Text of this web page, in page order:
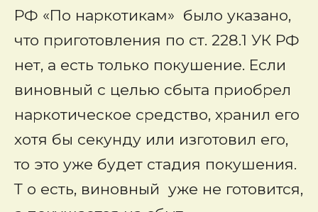
РФ «По наркотикам» было указано,
что приготовления по ст. 228.1 УК РФ
нет, а есть только покушение. Если
виновный с целью сбыта приобрел
наркотическое средство, хранил его
хотя бы секунду или изготовил его,
то это уже будет стадия покушения.
Т о есть, виновный уже не готовится,